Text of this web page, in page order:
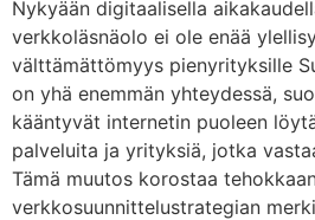
Nykyään digitaalisella
verkkoläsnäolo ei ole enää
välttämättömyys pienyrityksille
on yhä enemmän yhteydessä,
kääntyvät internetin puoleen
palveluita ja yrityksiä, jotka
Tämä muutos korostaa
verkkosuunnittelustrategian